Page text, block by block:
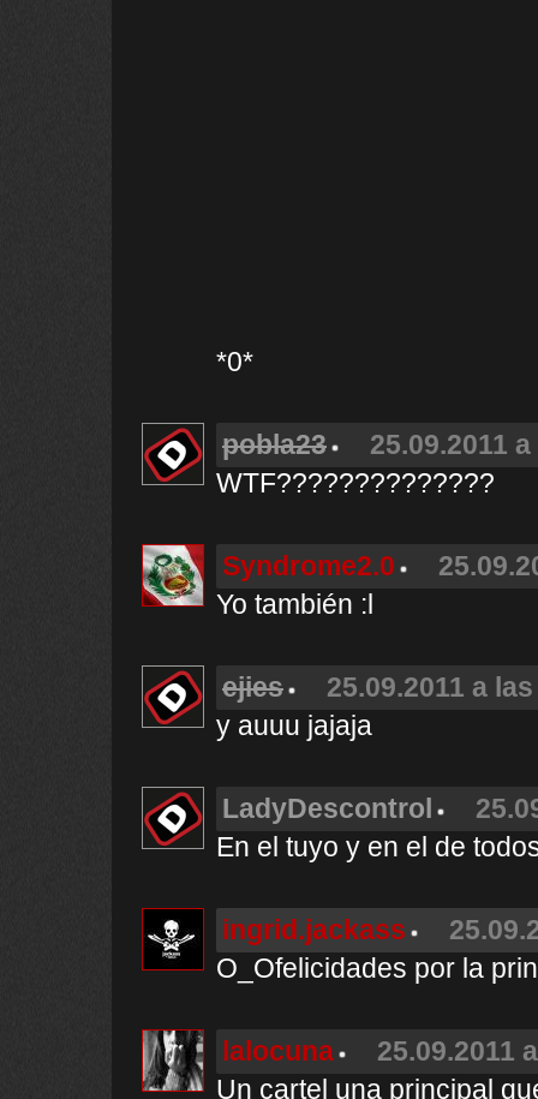
*0*
pobla23
25.09.2011
WTF??????????????
Syndrome2.0
Yo también :l
ejies
25.09.2011 a
y auuu jajaja
LadyDescontrol
En el tuyo y en el de
ingrid.jackass
O_Ofelicidades por la
lalocuna
25.09.2011
Un cartel una principal